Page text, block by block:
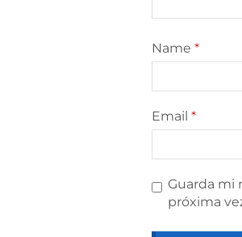
Name *
Email *
Guarda mi
próxima